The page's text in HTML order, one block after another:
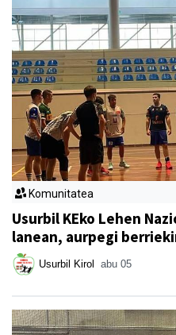
Komunitatea
Usurbil KEko Lehen
lanean, aurpegi
Usurbil Kirol abu 05